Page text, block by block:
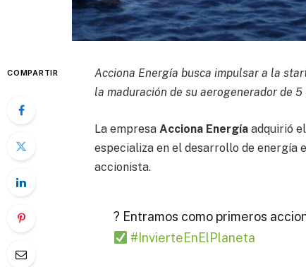
COMPARTIR
Acciona Energía busca impulsar a la
la maduración de su aerogenerador de 5
La empresa Acciona Energía adquirió
especializa en el desarrollo de energía
accionista.
? Entramos como primeros
#InvierteEnElPlaneta